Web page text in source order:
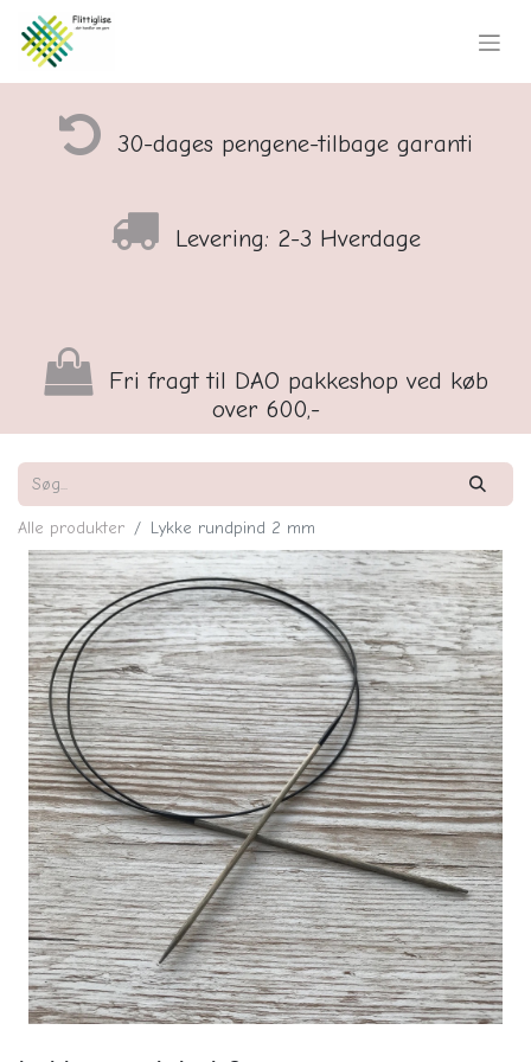
30-dages pengene-tilbage garanti
Levering: 2-3 Hverdage
Fri fragt til DAO pakkeshop ved køb
over 600,-
Alle produkter Lykke rundpind 2 mm